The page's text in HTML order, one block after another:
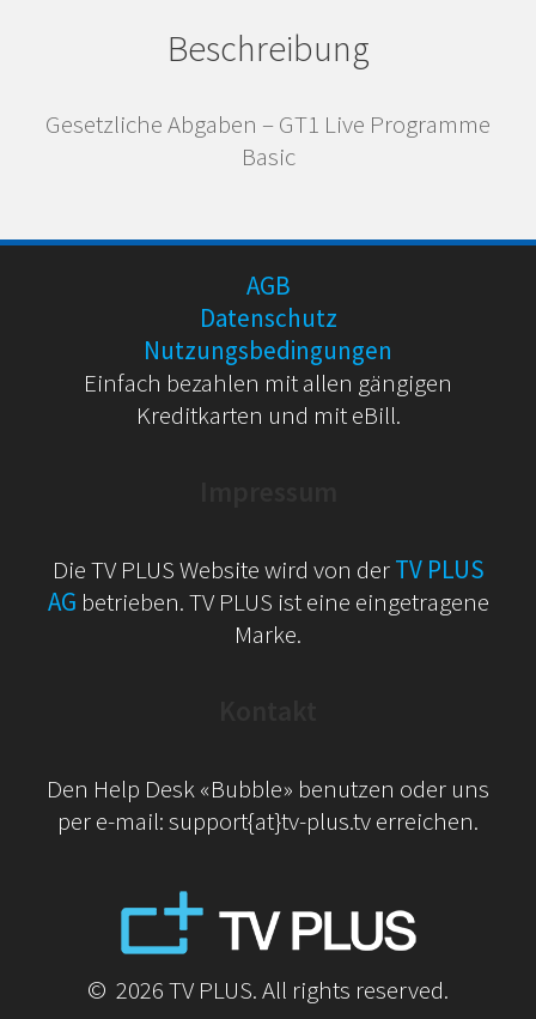
Beschreibung
Gesetzliche Abgaben – GT1 Live Programme
Basic
AGB
Datenschutz
Nutzungsbedingungen
Einfach bezahlen mit allen gängigen
Kreditkarten und mit eBill.
Die TV PLUS Website wird von derTV PLUS
AG betrieben. TV PLUS ist eine eingetragene
Marke.
Den Help Desk «Bubble» benutzen oder uns
per e-mail: support{at}tv-plus.tv erreichen.
© 2026 TV PLUS. All rights reserved.